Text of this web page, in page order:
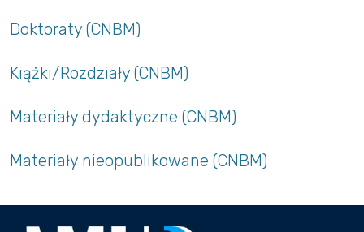
Doktoraty (CNBM)
Kiążki/Rozdziały (CNBM)
Materiały dydaktyczne (CNBM)
Materiały nieopublikowane (CNBM)